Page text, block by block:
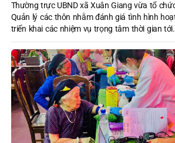
Thường trực UBND xã Xuân Giang vừa tổ
Quản lý các thôn nhằm đánh giá tình hình
triển khai các nhiệm vụ trọng tâm thời gian tới.
Hiếu - Phó Bí thư, Chủ tịch UBND xã, Phùng
UBND xã, Nguyễn Văn Hoàng - Phó Chủ tịch
làm việc .